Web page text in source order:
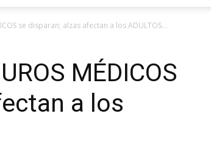
se disparan; alzas afectan a los ADULTOS...
MÉDICOS
a los